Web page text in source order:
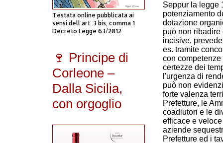
Seppur la legge
potenziamento
dotazione
può non ribadire
incisive,
es. tramite
con
certezze dei
l'urgenza di
può non
forte valenza
Prefetture, le
coadiutori e le
efficace e
aziende
Prefetture ed i
Testata online pubblicata ai
sensi dell'art. 3 bis, comma 1
Decreto Legge 63/2012
🍷 Principe di
Corleone –
Dalla Sicilia,
con orgoglio